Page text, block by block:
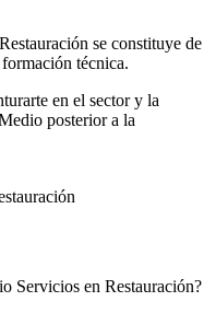
se constituye de
técnica.
en el sector y la
posterior a la
Servicios en Restauración?